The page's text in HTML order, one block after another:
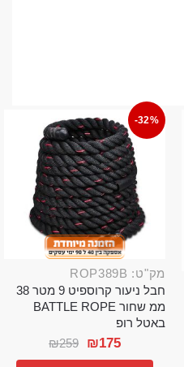
-32%
מק"ט: ROP389B
חבל ניעור קרוספיט 9 מטר 38
ממ שחור BATTLE ROPE
באטל רופ
₪259 ₪175